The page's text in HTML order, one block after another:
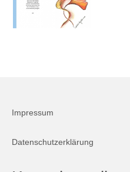
Firmenkalender
Firmenkalender
Impressum
Datenschutzerklärung